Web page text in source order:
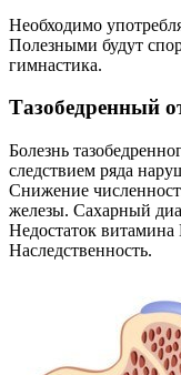
Необходимо
Полезными будут
гимнастика.
Тазобедренный
Болезнь
следствием ряда
Снижение
железы. Сахарный
Недостаток
Наследственность.